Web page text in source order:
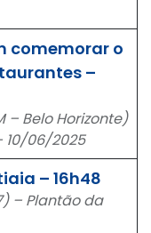
comemorar o
–
– Belo Horizonte)
10/06/2025
– 16h48
– Plantão da